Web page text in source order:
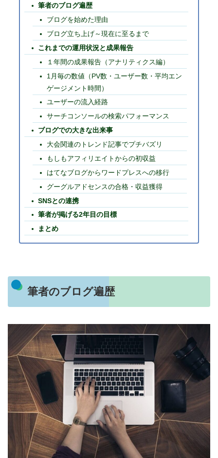
筆者のブログ遍歴
ブログを始めた理由
ブログ立ち上げ～現在に至るまで
これまでの運用状況と成果報告
１年間の成果報告（アナリティクス編）
1月毎の数値（PV数・ユーザー数・平均エン
ゲージメント時間）
ユーザーの流入経路
サーチコンソールの検索パフォーマンス
ブログでの大きな出来事
大会関連のトレンド記事でプチバズリ
もしもアフィリエイトからの初収益
はてなブログからワードプレスへの移行
グーグルアドセンスの合格・収益獲得
SNSとの連携
筆者が掲げる2年目の目標
まとめ
筆者のブログ遍歴